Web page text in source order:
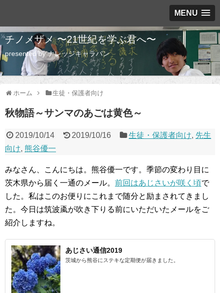
MENU
チノメザメ 〜21世紀を学ぶ君へ〜
presented by ナレッジキャラバン
ホーム 生徒・保護者向け
秋物語～サンマのあごは黄色～
2019/10/14 2019/10/16 生徒・保護者向け, 先生
向け, 熊谷優一
みなさん、こんにちは。熊谷優一です。季節の変わり目に
茨木県から届く一通のメール。 前回はあじさいが咲く頃で
した。私はこのお便りにこれまで随分と励まされてきまし
た。今日は筑波颪が吹き下りる前にいただいたメールをご
紹介しますね。
あじさい通信2019
茨城から熊谷にステキな定期便が届きました。